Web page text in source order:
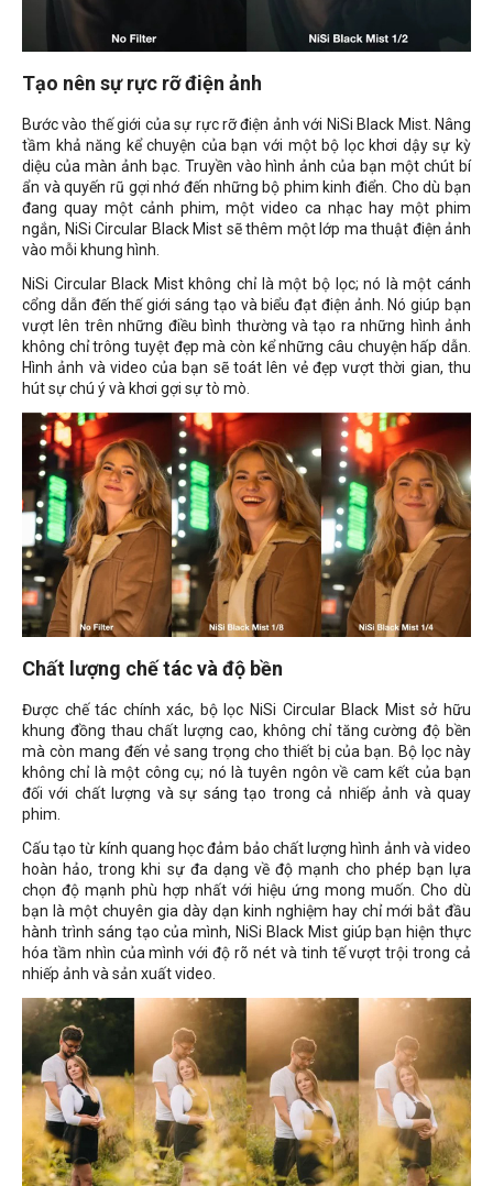
Tạo nên sự rực rỡ điện ảnh
Bước vào thế giới của sự rực rỡ điện ảnh với NiSi Black Mist. Nâng
tầm khả năng kể chuyện của bạn với một bộ lọc khơi dậy sự kỳ
diệu của màn ảnh bạc. Truyền vào hình ảnh của bạn một chút bí
ẩn và quyến rũ gợi nhớ đến những bộ phim kinh điển. Cho dù bạn
đang quay một cảnh phim, một video ca nhạc hay một phim
ngắn, NiSi Circular Black Mist sẽ thêm một lớp ma thuật điện ảnh
vào mỗi khung hình.
NiSi Circular Black Mist không chỉ là một bộ lọc; nó là một cánh
cổng dẫn đến thế giới sáng tạo và biểu đạt điện ảnh. Nó giúp bạn
vượt lên trên những điều bình thường và tạo ra những hình ảnh
không chỉ trông tuyệt đẹp mà còn kể những câu chuyện hấp dẫn.
Hình ảnh và video của bạn sẽ toát lên vẻ đẹp vượt thời gian, thu
hút sự chú ý và khơi gợi sự tò mò.
Chất lượng chế tác và độ bền
Được chế tác chính xác, bộ lọc NiSi Circular Black Mist sở hữu
khung đồng thau chất lượng cao, không chỉ tăng cường độ bền
mà còn mang đến vẻ sang trọng cho thiết bị của bạn. Bộ lọc này
không chỉ là một công cụ; nó là tuyên ngôn về cam kết của bạn
đối với chất lượng và sự sáng tạo trong cả nhiếp ảnh và quay
phim.
Cấu tạo từ kính quang học đảm bảo chất lượng hình ảnh và video
hoàn hảo, trong khi sự đa dạng về độ mạnh cho phép bạn lựa
chọn độ mạnh phù hợp nhất với hiệu ứng mong muốn. Cho dù
bạn là một chuyên gia dày dạn kinh nghiệm hay chỉ mới bắt đầu
hành trình sáng tạo của mình, NiSi Black Mist giúp bạn hiện thực
hóa tầm nhìn của mình với độ rõ nét và tinh tế vượt trội trong cả
nhiếp ảnh và sản xuất video.